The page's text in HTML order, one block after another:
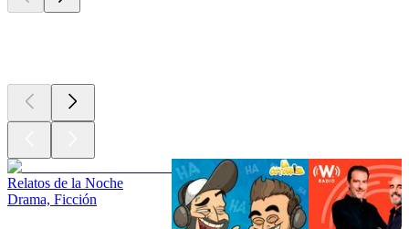
Relatos de la Noche
Drama, Ficción